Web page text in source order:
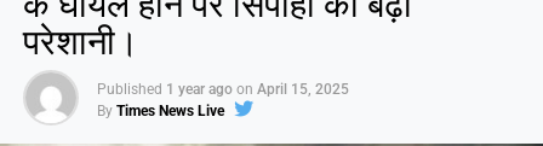
परेशानी।
Published 1 year ago on April 15, 2025
By Times News Live